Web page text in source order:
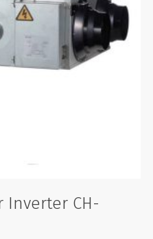
Inverter CH-